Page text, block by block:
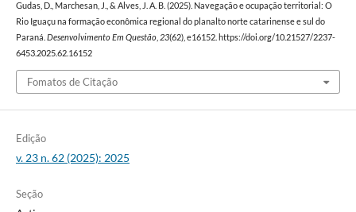
Gudas, D., Marchesan, J., & Alves, J. A. B. (2025). Navegação e ocupação territorial: O
Rio Iguaçu na formação econômica regional do planalto norte catarinense e sul do
Paraná. Desenvolvimento Em Questão, 23(62), e16152. https://doi.org/10.21527/2237-
6453.2025.62.16152
Fomatos de Citação
Edição
v. 23 n. 62 (2025): 2025
Seção